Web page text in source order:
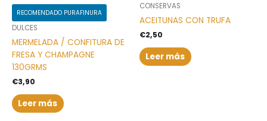
RECOMENDADO PURAFINURA
DULCES
MERMELADA / CONFITURA DE
FRESA Y CHAMPAGNE
130GRMS
€3,90
Leer más
CONSERVAS
ACEITUNAS CON TRUFA
€2,50
Leer más